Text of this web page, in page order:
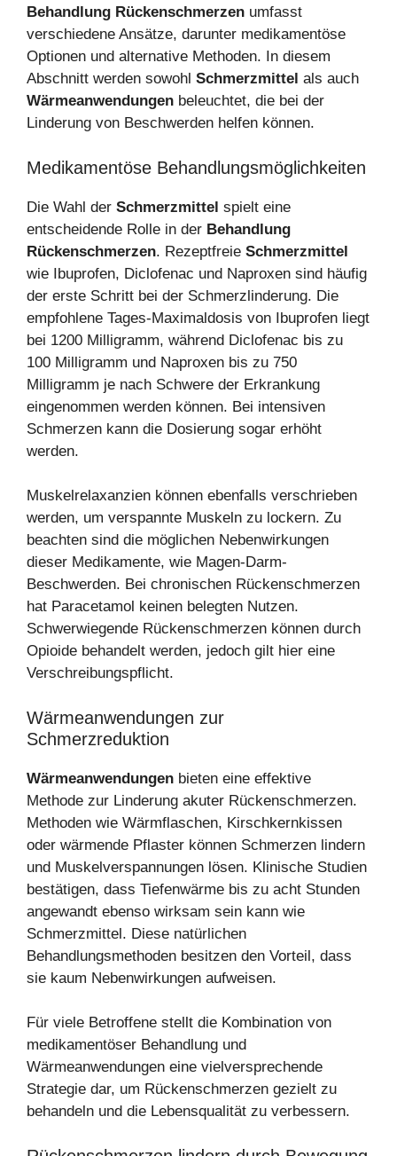
Behandlung Rückenschmerzen umfasst
verschiedene Ansätze, darunter medikamentöse
Optionen und alternative Methoden. In diesem
Abschnitt werden sowohl Schmerzmittel als auch
Wärmeanwendungen beleuchtet, die bei der
Linderung von Beschwerden helfen können.
Medikamentöse Behandlungsmöglichkeiten
Die Wahl der Schmerzmittel spielt eine
entscheidende Rolle in der Behandlung
Rückenschmerzen. Rezeptfreie Schmerzmittel
wie Ibuprofen, Diclofenac und Naproxen sind häufig
der erste Schritt bei der Schmerzlinderung. Die
empfohlene Tages-Maximaldosis von Ibuprofen liegt
bei 1200 Milligramm, während Diclofenac bis zu
100 Milligramm und Naproxen bis zu 750
Milligramm je nach Schwere der Erkrankung
eingenommen werden können. Bei intensiven
Schmerzen kann die Dosierung sogar erhöht
werden.
Muskelrelaxanzien können ebenfalls verschrieben
werden, um verspannte Muskeln zu lockern. Zu
beachten sind die möglichen Nebenwirkungen
dieser Medikamente, wie Magen-Darm-
Beschwerden. Bei chronischen Rückenschmerzen
hat Paracetamol keinen belegten Nutzen.
Schwerwiegende Rückenschmerzen können durch
Opioide behandelt werden, jedoch gilt hier eine
Verschreibungspflicht.
Wärmeanwendungen zur
Schmerzreduktion
Wärmeanwendungen bieten eine effektive
Methode zur Linderung akuter Rückenschmerzen.
Methoden wie Wärmflaschen, Kirschkernkissen
oder wärmende Pflaster können Schmerzen lindern
und Muskelverspannungen lösen. Klinische Studien
bestätigen, dass Tiefenwärme bis zu acht Stunden
angewandt ebenso wirksam sein kann wie
Schmerzmittel. Diese natürlichen
Behandlungsmethoden besitzen den Vorteil, dass
sie kaum Nebenwirkungen aufweisen.
Für viele Betroffene stellt die Kombination von
medikamentöser Behandlung und
Wärmeanwendungen eine vielversprechende
Strategie dar, um Rückenschmerzen gezielt zu
behandeln und die Lebensqualität zu verbessern.